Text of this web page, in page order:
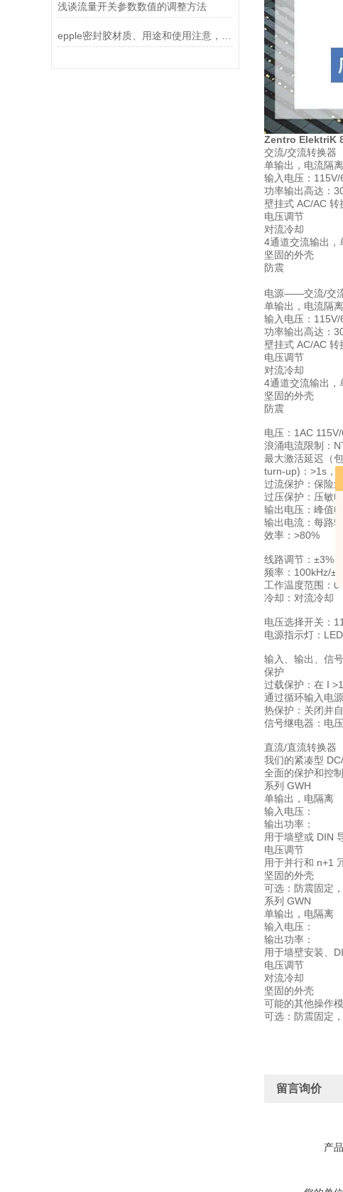
浅谈流量开关参数数值的调整方法
Zentro ElektriK
交流/交流转换器
单输出，电流隔
输入电压：
功率输出高达：
壁挂式 AC/AC 转
电压调节
对流冷却
4通道交流输出，
坚固的外壳
防震
电源——交流/交
单输出，电流隔
输入电压：
功率输出高达：
壁挂式 AC/AC 转
电压调节
对流冷却
4通道交流输出，
坚固的外壳
防震
电压：1AC
浪涌电流限制：
最大激活延迟（
turn-up)：>1s，
过流保护：保险丝
过压保护：压敏电
输出电压：峰值
输出电流：每路
效率：>80%
线路调节：±3%
频率：100kHz/
工作温度范围：0
冷却：对流冷却
电压选择开关：
电源指示灯：
输入、输出、信
保护
过载保护：在 I
通过循环输入电
热保护：关闭并
信号继电器：电
直流/直流转换器
我们的紧凑型
全面的保护和控
系列 GWH
单输出，电隔离
输入电压：
输出功率：
用于墙壁或 DIN
电压调节
用于并行和 n+1
坚固的外壳
可选：防震固定
系列 GWN
单输出，电隔离
输入电压：
输出功率：
用于墙壁安装、
电压调节
对流冷却
坚固的外壳
可能的其他操作
可选：防震固定
留言询价
产品